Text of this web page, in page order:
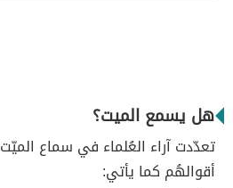
هل يسمع الميت؟
تعدّدت آراء العُلماء في سماع
أقوالهُم كما يأتي: